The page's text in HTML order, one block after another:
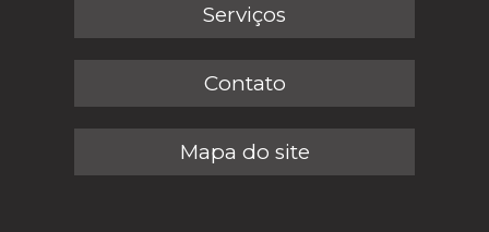
Serviços
Contato
Mapa do site